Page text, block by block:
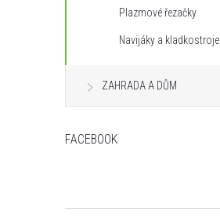
Plazmové řezačky
Navijáky a kladkostroje
ZAHRADA A DŮM
FACEBOOK